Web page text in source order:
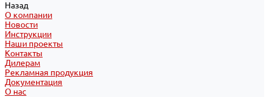
Назад
О компании
Новости
Инструкции
Наши проекты
Контакты
Дилерам
Рекламная продукция
Документация
О нас